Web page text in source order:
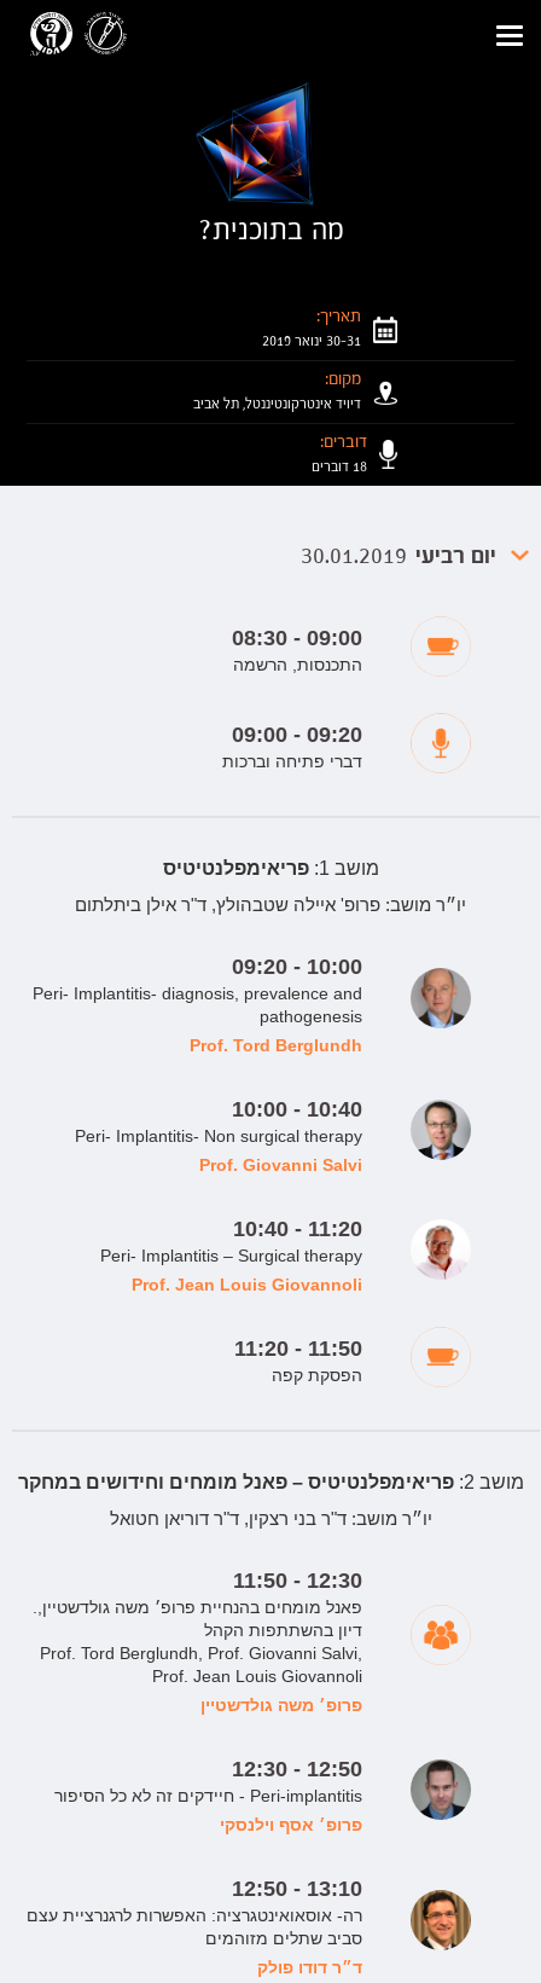
Toggle
מה בתוכנית?
תאריך:
30-31 ינואר 2019
מקום:
דיויד אינטרקונטיננטל, תל אביב
דוברים:
18 דוברים
יום רביעי 30.01.2019
08:30 - 09:00
התכנסות, הרשמה
09:00 - 09:20
דברי פתיחה וברכות
מושב 1:
פריאימפלנטיטיס
יו״ר מושב: פרופ' איילה שטבהולץ, ד"ר אילן ביתלתום
09:20 - 10:00
Peri- Implantitis- diagnosis, prevalence and
pathogenesis
Prof. Tord Berglundh
10:00 - 10:40
Peri- Implantitis- Non surgical therapy
Prof. Giovanni Salvi
10:40 - 11:20
Peri- Implantitis – Surgical therapy
Prof. Jean Louis Giovannoli
11:20 - 11:50
הפסקת קפה
מושב 2:
פריאימפלנטיטיס – פאנל מומחים וחידושים במחקר
יו״ר מושב:ד"ר בני רצקין, ד"ר דוריאן חטואל
11:50 - 12:30
.פאנל מומחים בהנחיית פרופ׳ משה גולדשטיין,
דיון בהשתתפות הקהל
Prof. Tord Berglundh, Prof. Giovanni Salvi,
Prof. Jean Louis Giovannoli
פרופ׳ משה גולדשטיין
12:30 - 12:50
חיידקים זה לא כל הסיפור - Peri-implantitis
פרופ׳ אסף וילנסקי
12:50 - 13:10
רה- אוסאואינטגרציה: האפשרות לרגנרציית עצם
סביב שתלים מזוהמים
ד״ר דודו פולק